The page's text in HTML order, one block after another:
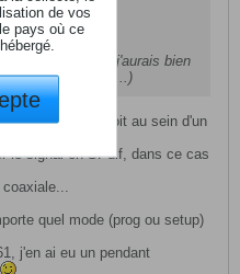
en plus ce K... j'aurais bien
dommage...)
séparément, soit au sein d'un
le signal en SPdif, dans ce cas
coaxiale...
quel mode (prog ou setup)
j'en ai eu un pendant
de vos
pays où ce